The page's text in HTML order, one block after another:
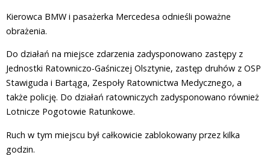
Kierowca BMW i pasażerka Mercedesa odnieśli poważne
obrażenia.
Do działań na miejsce zdarzenia zadysponowano zastępy z
Jednostki Ratowniczo-Gaśniczej Olsztynie, zastęp druhów z OSP
Stawiguda i Bartąga, Zespoły Ratownictwa Medycznego, a
także policję. Do działań ratowniczych zadysponowano również
Lotnicze Pogotowie Ratunkowe.
Ruch w tym miejscu był całkowicie zablokowany przez kilka
godzin.